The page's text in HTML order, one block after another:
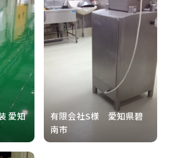
愛知
有限会社S様 愛知県碧
南市